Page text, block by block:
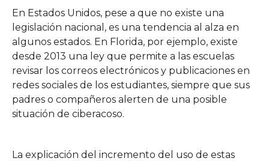
En Estados Unidos, pese a que no existe una
legislación nacional, es una tendencia al alza en
algunos estados. En Florida, por ejemplo, existe
desde 2013 una ley que permite a las escuelas
revisar los correos electrónicos y publicaciones en
redes sociales de los estudiantes, siempre que sus
padres o compañeros alerten de una posible
situación de ciberacoso.
La explicación del incremento del uso de estas